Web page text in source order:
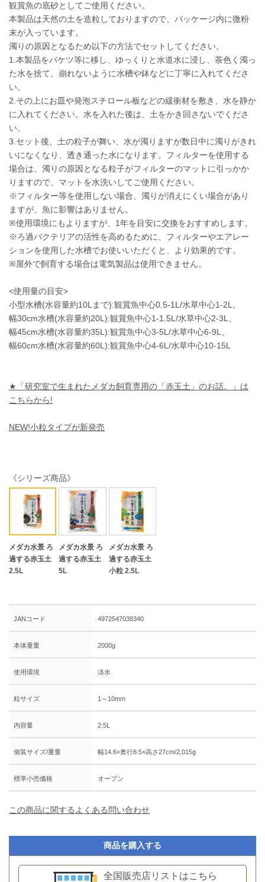
観賞魚の底砂としてご使用ください。
本製品は天然の土を造粒しておりますので、パッケージ内に微粉
末が入っています。
濁りの原因となるため以下の方法でセットしてください。
1.本製品をバケツ等に移し、ゆっくりと水道水に浸し、茶色く濁っ
た水を捨て、崩れないように水槽や鉢などに丁寧に入れてくださ
い。
2.その上にお皿や発泡スチロール板などの緩衝材を敷き、水を静か
に入れてください。水を入れた後は、土をかき回さないでくださ
い。
3.セット後、土の粒子が舞い、水が濁りますが数日中に濁りがきれ
いになくなり、透き通った水になります。フィルターを使用する
場合は、濁りの原因となる粒子がフィルターのマットに引っかか
りますので、マットを水洗いしてご使用ください。
※フィルター等を使用しない場合、濁りが消えにくい場合があり
ますが、魚に影響はありません。
※使用環境にもよりますが、1年を目安に交換をおすすめします。
※ろ過バクテリアの活性を高めるために、フィルターやエアレー
ションを使用した水槽でお使いいただくと、より効果的です。
※屋外で飼育する場合は電気製品は使用できません。
<使用量の目安>
小型水槽(水容量約10Lまで):観賞魚中心0.5-1L/水草中心1-2L、
幅30cm水槽(水容量約20L):観賞魚中心1-1.5L/水草中心2-3L、
幅45cm水槽(水容量約35L):観賞魚中心3-5L/水草中心6-9L、
幅60cm水槽(水容量約60L):観賞魚中心4-6L/水草中心10-15L
★「研究室で生まれたメダカ飼育専用の「赤玉土」のお話。」は
こちらから!
NEW!小粒タイプが新発売
《シリーズ商品》
メダカ水景 ろ
過する赤玉土
2.5L
メダカ水景 ろ
過する赤玉土
5L
メダカ水景 ろ
過する赤玉土
小粒 2.5L
JANコード 4972547038340
本体重量 2000g
使用環境 淡水
粒サイズ 1～10mm
内容量 2.5L
個装サイズ/重量 幅14.6×奥行8.5×高さ27cm/2,015g
標準小売価格 オープン
この商品に関するよくある問い合わせ
商品を購入する
全国販売店リストはこちら